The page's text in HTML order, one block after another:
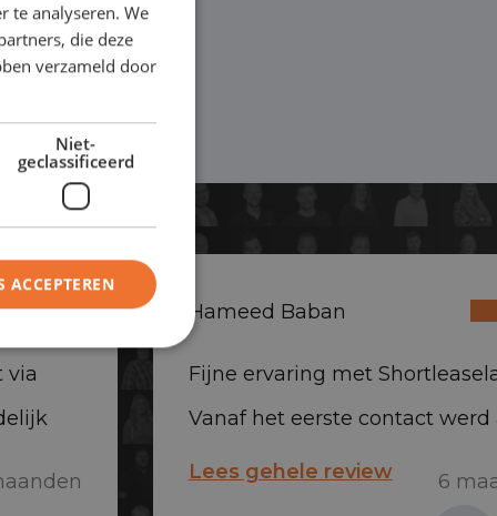
via
Hameed Baban
Fijne ervaring met
Vanaf het eerste contact werd
snel en professioneel
Lees gehele review 6
te analyseren. We
die deze
verzameld door
Niet-
geclassificeerd
ACCEPTEREN